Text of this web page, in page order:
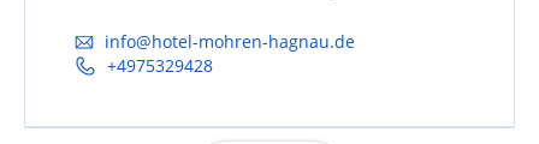
info@hotel-mohren-hagnau.de
+4975329428